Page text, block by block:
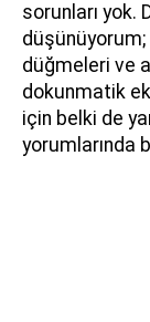
sorunları yok.
düşünüyorum;
düğmeleri ve
dokunmatik
için belki de
yorumlarında